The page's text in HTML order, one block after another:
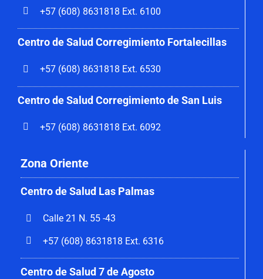
+57 (608) 8631818 Ext. 6100
Centro de Salud Corregimiento Fortalecillas
+57 (608) 8631818 Ext. 6530
Centro de Salud Corregimiento de San Luis
+57 (608) 8631818 Ext. 6092
Zona Oriente
Centro de Salud Las Palmas
Calle 21 N. 55 -43
+57 (608) 8631818 Ext. 6316
Centro de Salud 7 de Agosto